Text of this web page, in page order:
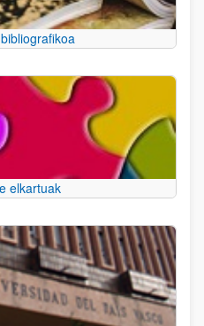
elkartuak